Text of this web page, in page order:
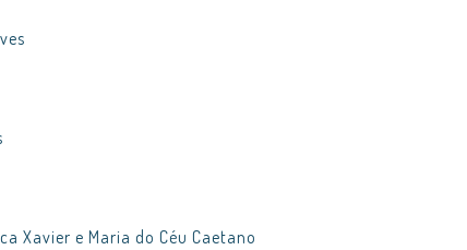
Xavier e Maria do Céu Caetano